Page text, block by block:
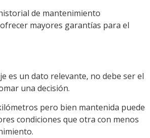
de mantenimiento
mayores garantías para el
es un dato relevante, no debe ser el
una decisión.
pero bien mantenida puede
condiciones que otra con menos